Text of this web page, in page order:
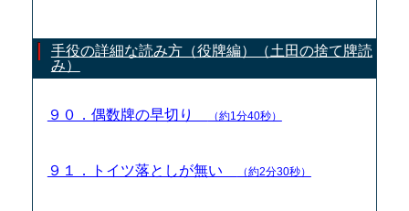
手役の詳細な読み方（役牌編）（土田の捨て牌読
み）
９０．偶数牌の早切り （約1分40秒）
９１．トイツ落としが無い （約2分30秒）